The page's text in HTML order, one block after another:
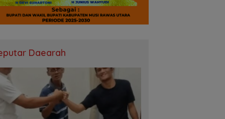
Daearah